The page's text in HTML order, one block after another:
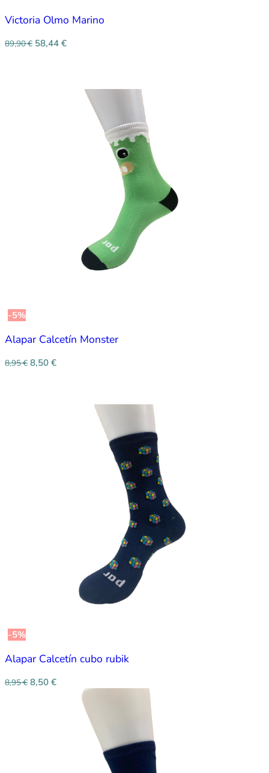
Victoria Olmo Marino
89,90€ 58,44 €
-5%
Alapar Calcetín Monster
8,95€ 8,50 €
-5%
Alapar Calcetín cubo rubik
8,95€ 8,50 €